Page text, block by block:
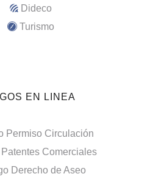
Dideco
Turismo
EN LINEA
Permiso Circulación
Patentes Comerciales
Derecho de Aseo